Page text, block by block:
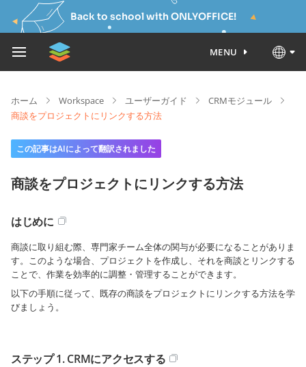
Back to school with ONLYOFFICE!
MENU
ホーム Workspace ユーザーガイド
CRMモジュール
商談をプロジェクトにリンクする方法
この記事はAIによって翻訳されました
商談をプロジェクトにリンクする方法
はじめに
商談に取り組む際、専門家チーム全体の関与が必要になることがありま
す。このような場合、プロジェクトを作成し、それを商談とリンクする
ことで、作業を効率的に調整・管理することができます。
以下の手順に従って、既存の商談をプロジェクトにリンクする方法を学
びましょう。
ステップ 1. CRMにアクセスする